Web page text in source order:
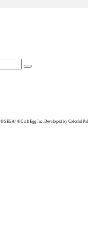
© SEGA / © Craft Egg Inc. Developed by Colorful